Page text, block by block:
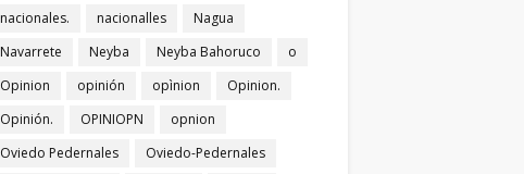
nacionales.
nacionalles
Nagua
Navarrete
Neyba Neyba Bahoruco
o
Opinion
opinión opìnion
Opinion.
Opinión.
OPINIOPN
opnion
Oviedo Pedernales
Oviedo-Pedernales